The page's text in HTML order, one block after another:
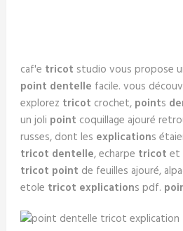
caf'e tricot studio vous propose
point dentelle facile. vous
explorez tricot crochet, points
un joli point coquillage ajouré
russes, dont les explications
tricot dentelle, echarpe tricot et
tricot point de feuilles ajouré,
etole tricot explications pdf.